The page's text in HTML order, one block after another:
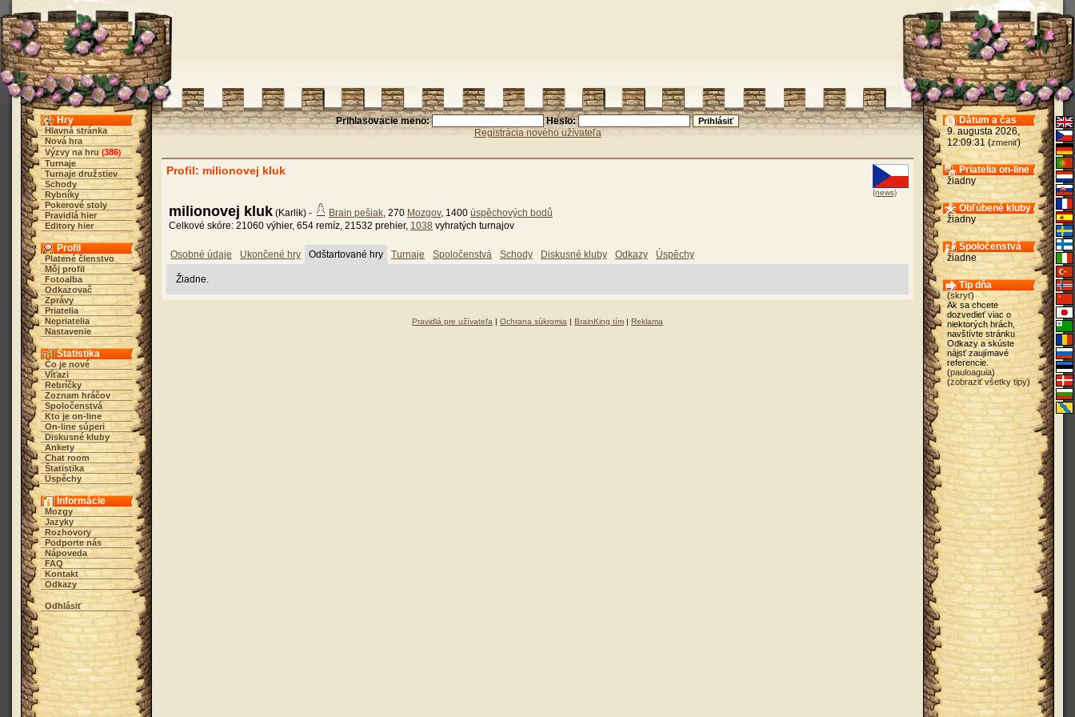
Hry
Hlavná stránka
Nová hra
Výzvy na hru (386)
Turnaje
Turnaje družstiev
Schody
Rybníky
Pokerové stoly
Pravidlá hier
Editory hier
Profil
Platené členstvo
Môj profil
Fotoalba
Odkazovač
Zprávy
Priatelia
Nepriatelia
Nastavenie
Štatistika
Čo je nové
Víťazi
Rebríčky
Zoznam hráčov
Spoločenstvá
Kto je on-line
On-line súperi
Diskusné kluby
Ankety
Chat room
Štatistika
Úspěchy
Informácie
Mozgy
Jazyky
Rozhovory
Podporte nás
Nápoveda
FAQ
Kontakt
Odkazy
Odhlásiť
Prihlasovacie meno:
Heslo:
Registrácia nového užívateľa
(news)
Profil: milionovej kluk
milionovej kluk (Karlik) - Brain pešiak, 270 Mozgov, 1400 úspěchových bodů
Celkové skóre: 21060 výhier, 654 remíz, 21532 prehier, 1038 vyhratých turnajov
Osobné údaje Ukončené hry Odštartované hry Turnaje Spoločenstvá Schody Diskusné kluby Odkazy Úspěchy
Žiadne.
Pravidlá pre užívateľa | Ochrana súkromia | BrainKing tím | Reklama
Dátum a čas
9. augusta 2026,
12:09:31 (zmeniť)
Priatelia on-line
žiadny
Obľúbené kluby
žiadny
Spoločenstvá
žiadne
Tip dňa
(skryť)
Ak sa chcete
dozvedieť viac o
niektorých hrách,
navštívte stránku
Odkazy a skúste
nájsť zaujímavé
referencie.
(pauloaguia)
(zobraziť všetky tipy)